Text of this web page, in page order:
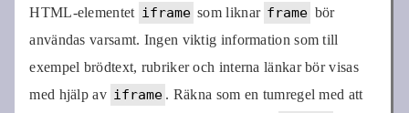
HTML-elementet iframe som liknar frame bör
användas varsamt. Ingen viktig information som till
exempel brödtext, rubriker och interna länkar bör visas
med hjälp av iframe . Räkna som en tumregel med att